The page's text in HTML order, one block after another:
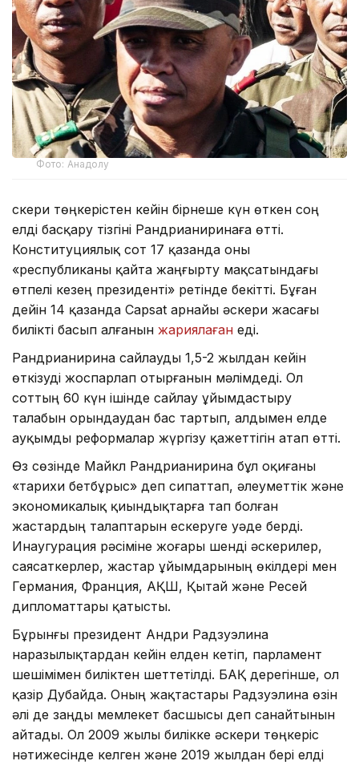
Фото: Анадолу
Әскери төңкерістен кейін бірнеше күн өткен соң
елді басқару тізгіні Рандрианиринаға өтті.
Конституциялық сот 17 қазанда оны
«республиканы қайта жаңғырту мақсатындағы
өтпелі кезең президенті» ретінде бекітті. Бұған
дейін 14 қазанда Capsat арнайы әскери жасағы
билікті басып алғанын жариялаған еді.
Рандрианирина сайлауды 1,5-2 жылдан кейін
өткізуді жоспарлап отырғанын мәлімдеді. Ол
соттың 60 күн ішінде сайлау ұйымдастыру
талабын орындаудан бас тартып, алдымен елде
ауқымды реформалар жүргізу қажеттігін атап өтті.
Өз сөзінде Майкл Рандрианирина бұл оқиғаны
«тарихи бетбұрыс» деп сипаттап, әлеуметтік және
экономикалық қиындықтарға тап болған
жастардың талаптарын ескеруге уәде берді.
Инаугурация рәсіміне жоғары шенді әскерилер,
саясаткерлер, жастар ұйымдарының өкілдері мен
Германия, Франция, АҚШ, Қытай және Ресей
дипломаттары қатысты.
Бұрынғы президент Андри Радзуэлина
наразылықтардан кейін елден кетіп, парламент
шешімімен биліктен шеттетілді. БАҚ дерегінше, ол
қазір Дубайда. Оның жақтастары Радзуэлина өзін
әлі де заңды мемлекет басшысы деп санайтынын
айтады. Ол 2009 жылы билікке әскери төңкеріс
нәтижесінде келген және 2019 жылдан бері елді